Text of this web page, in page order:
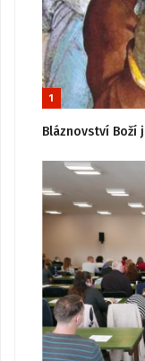
1
Bláznovství Boží